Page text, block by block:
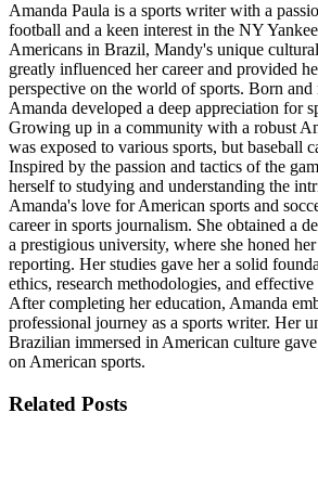
Amanda Paula is a sports writer with a
football and a keen interest in the NY
Americans in Brazil, Mandy's unique
greatly influenced her career and provided
perspective on the world of sports. Born
Amanda developed a deep appreciation for
Growing up in a community with a robust
was exposed to various sports, but baseball
Inspired by the passion and tactics of the
herself to studying and understanding the
Amanda's love for American sports and
career in sports journalism. She obtained a
a prestigious university, where she honed
reporting. Her studies gave her a solid
ethics, research methodologies, and
After completing her education, Amanda
professional journey as a sports writer. Her
Brazilian immersed in American culture
on American sports.
Related Posts